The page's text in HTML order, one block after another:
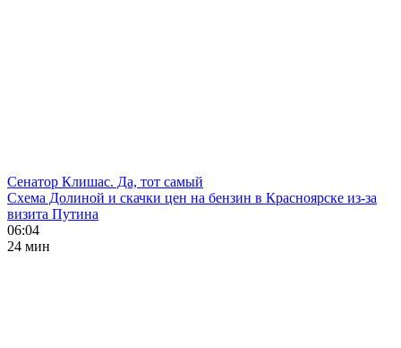
Сенатор Клишас. Да, тот самый
Схема Долиной и скачки цен на бензин в Красноярске из-за
визита Путина
06:04
24 мин